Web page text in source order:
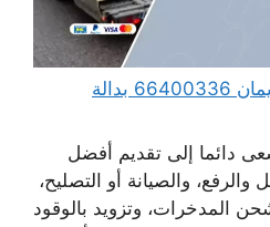
ونش كرين سطحة ام الهيمان 66400336 بدالة
دائما إلى تقديم أفضل
والصيانة أو التصليح،
المدخرات، وتزويد بالوقود